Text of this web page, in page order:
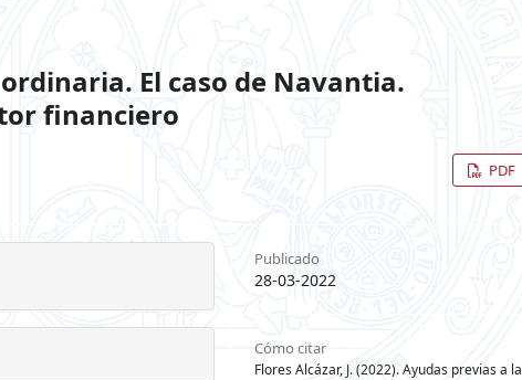
El caso de Navantia.
financiero
PDF
Publicado
28-03-2022
Cómo citar
Flores Alcázar, J. (2022). Ayudas previas a la